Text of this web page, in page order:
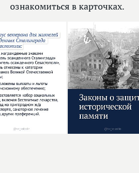
ознакомиться в карточках.